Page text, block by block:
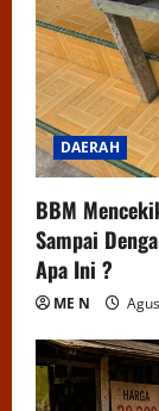
DAERAH
BBM
Sampai
Apa Ini ?
ME N